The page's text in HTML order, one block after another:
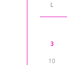
L
3
10